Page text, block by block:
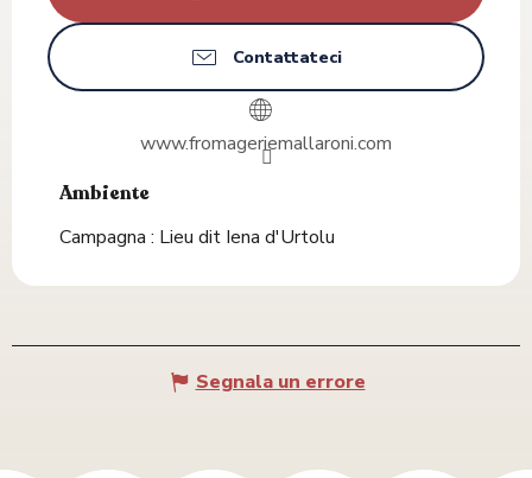
Contattateci
www.fromageriemallaroni.com
Ambiente
Ambiente
Campagna : Lieu dit Iena d'Urtolu
Segnala un errore